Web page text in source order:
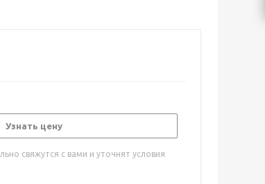
Узнать цену
свяжутся с вами и уточнят условия